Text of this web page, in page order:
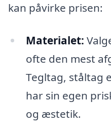
kan påvirke prisen:
Materialet:
ofte den mest
Tegltag, ståltag
har sin egen
og æstetik.